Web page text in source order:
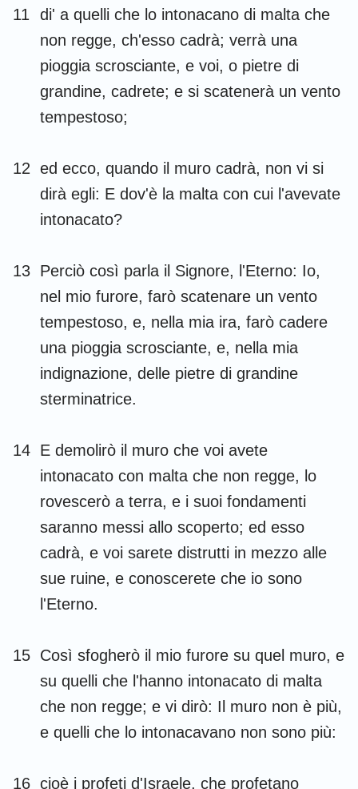
11
di' a quelli che lo intonacano di malta che
non regge, ch'esso cadrà; verrà una
pioggia scrosciante, e voi, o pietre di
grandine, cadrete; e si scatenerà un vento
tempestoso;
12 ed ecco, quando il muro cadrà, non vi si
dirà egli: E dov'è la malta con cui l'avevate
intonacato?
13 Perciò così parla il Signore, l'Eterno: Io,
nel mio furore, farò scatenare un vento
tempestoso, e, nella mia ira, farò cadere
una pioggia scrosciante, e, nella mia
indignazione, delle pietre di grandine
sterminatrice.
14 E demolirò il muro che voi avete
intonacato con malta che non regge, lo
rovescerò a terra, e i suoi fondamenti
saranno messi allo scoperto; ed esso
cadrà, e voi sarete distrutti in mezzo alle
sue ruine, e conoscerete che io sono
l'Eterno.
15 Così sfogherò il mio furore su quel muro, e
su quelli che l'hanno intonacato di malta
che non regge; e vi dirò: Il muro non è più,
e quelli che lo intonacavano non sono più:
16 cioè i profeti d'Israele, che profetano